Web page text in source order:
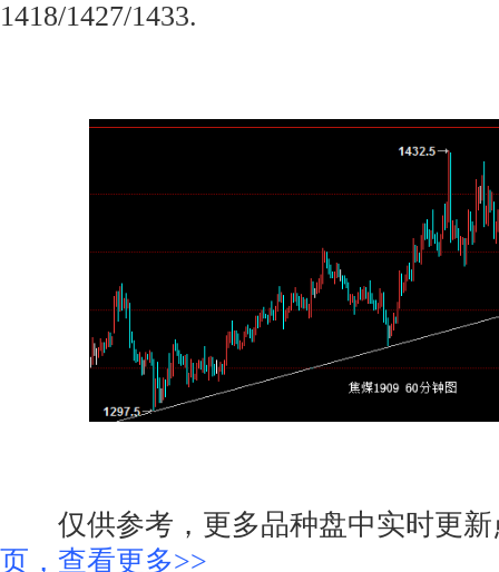
1418/1427/1433.
仅供参考，更多品种盘中实时更新
页，查看更多>>